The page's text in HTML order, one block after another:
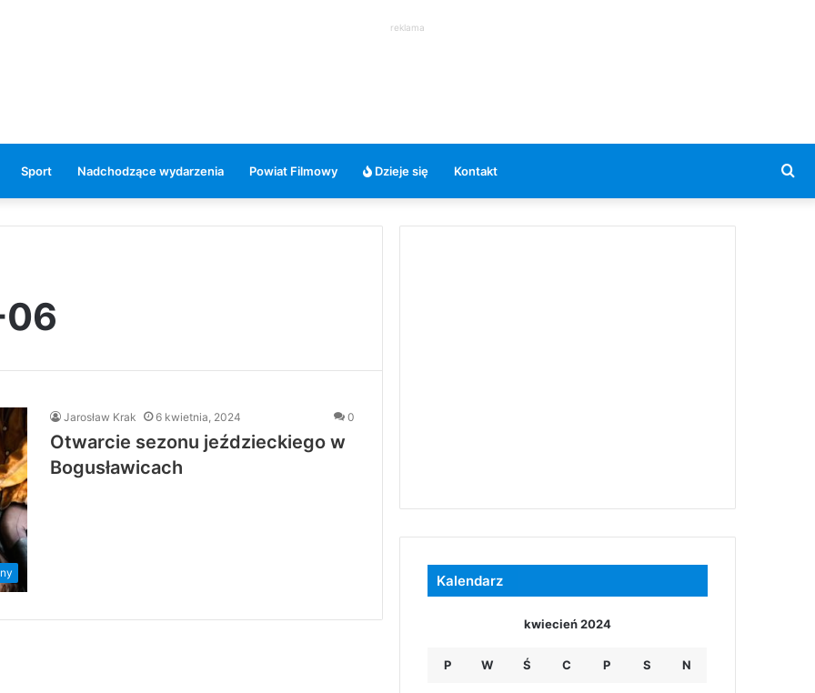
reklama
Sport Nadchodzące wydarzenia Powiat Filmowy Dzieje się Kontakt
Jarosław Krak 6 kwietnia, 2024 0
Otwarcie sezonu jeździeckiego w
Bogusławicach
Kalendarz
kwiecień 2024
P W Ś C P S N